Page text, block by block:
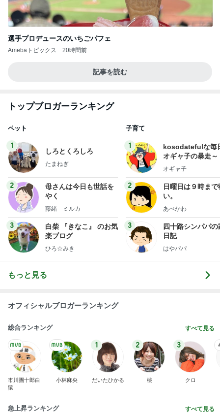
選手プロデュースのいちごパフェ
Amebaトピックス 20時間前
記事を読む
トップブロガーランキング
ペット
1
しろとくろしろ
たまねぎ
2
母さんは今日も世話を
やく
藤緒 ミルカ
3
白柴 『きなこ』 のお気
楽ブログ
ひろ☆みき
子育て
1
kosodatefulな毎
オギャ子の暴走～
オギャ子
2
日曜日は９時まで
い。
あべかわ
3
四十路シンパパの
日記
はやパパ
もっと見る
オフィシャルブロガーランキング
総合ランキング すべて見る
市川團十郎白
猿
小林麻央
1
だいたひかる
2
桃
3
クロ
急上昇ランキング すべて見る